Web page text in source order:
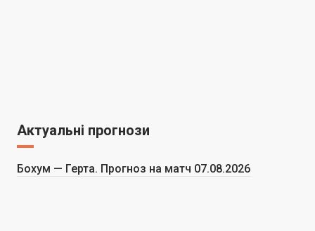
Актуальні прогнози
Бохум — Герта. Прогноз на матч 07.08.2026